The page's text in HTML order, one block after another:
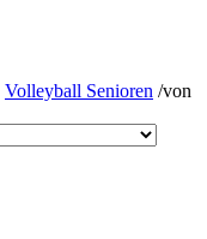
Volleyball Senioren /von